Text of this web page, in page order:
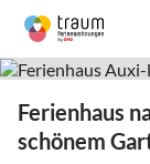
Ferienhaus
schönem